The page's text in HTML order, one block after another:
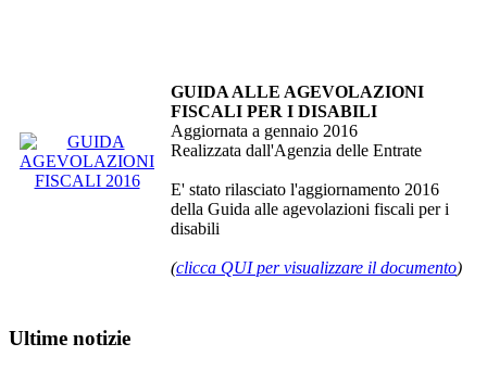
GUIDA ALLE AGEVOLAZIONI
FISCALI PER I DISABILI
Aggiornata a gennaio 2016
Realizzata dall'Agenzia delle Entrate
E' stato rilasciato l'aggiornamento 2016
della Guida alle agevolazioni fiscali per i
disabili
(clicca QUI per visualizzare il documento)
Ultime notizie